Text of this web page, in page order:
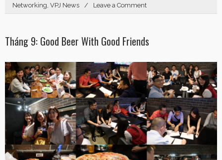
Networking, VPJ News Leave a Comment
Tháng 9: Good Beer With Good Friends